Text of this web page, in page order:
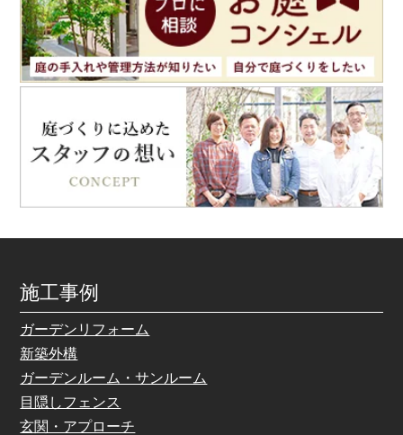
施工事例
ガーデンリフォーム
新築外構
ガーデンルーム・サンルーム
目隠しフェンス
玄関・アプローチ